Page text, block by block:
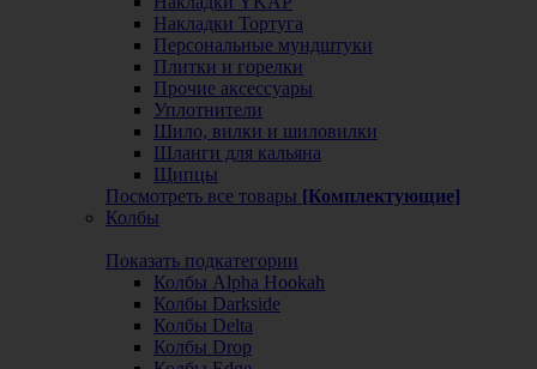
Накладки Тортуга
Персональные мундштуки
Плитки и горелки
Прочие аксессуары
Уплотнители
Шило, вилки и шиловилки
Шланги для кальяна
Щипцы
Посмотреть все товары [Комплектующие]
Колбы
Показать подкатегории
Колбы Alpha Hookah
Колбы Darkside
Колбы Delta
Колбы Drop